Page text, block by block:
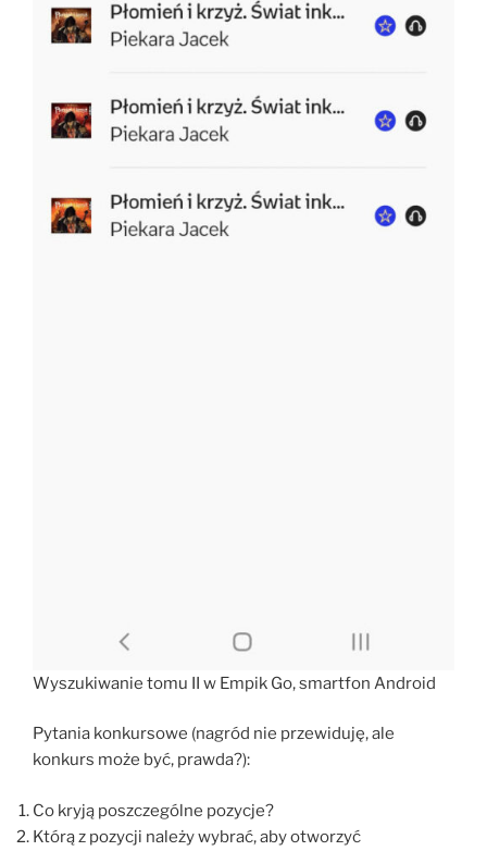
Wyszukiwanie tomu II w Empik Go, smartfon Android
Pytania konkursowe (nagród nie przewiduję, ale
konkurs może być, prawda?):
Co kryją poszczególne pozycje?
Którą z pozycji należy wybrać, aby otworzyć